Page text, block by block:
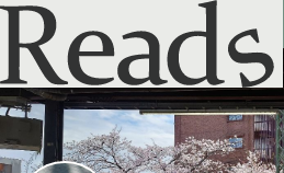
Reads - 読書のSNS＆記録アプリ